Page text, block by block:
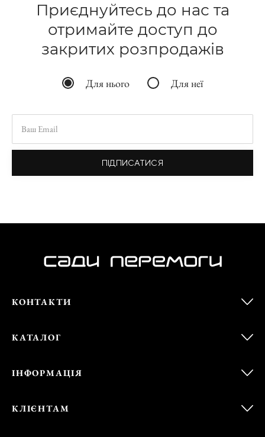
Приєднуйтесь до нас та
отримайте доступ до
закритих розпродажів
Для нього Для неї
ПІДПИСАТИСЯ
КОНТАКТИ
КАТАЛОГ
ІНФОРМАЦІЯ
КЛІЄНТАМ